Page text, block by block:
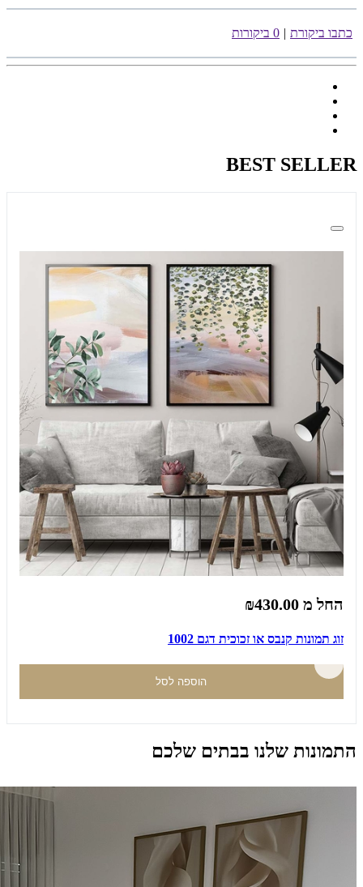
כתבו ביקורת | 0 ביקורות
BEST SELLER
החל מ ₪430.00
זוג תמונות קנבס או זכוכית דגם 1002
הוספה לסל
התמונות שלנו בבתים שלכם